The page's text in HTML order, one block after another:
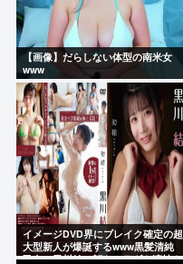
【画像】だらしない体型の南米女
www
イメージDVD界にブレイク確定の超
大型新人が爆誕するwww黒髪清純
乙女・黒川結、顔もカラダも演技も